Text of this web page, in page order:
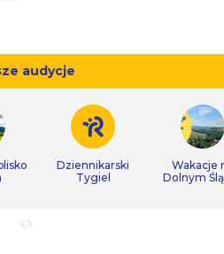
audycje
Dziennikarski
Tygiel
Wakacje
Dolnym